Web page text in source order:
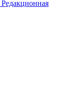
Редакционная